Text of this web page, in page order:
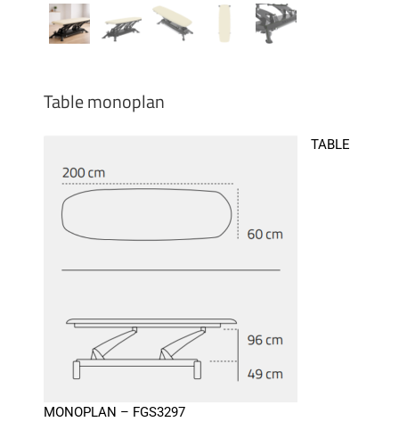
Table monoplan
TABLE
MONOPLAN – FGS3297